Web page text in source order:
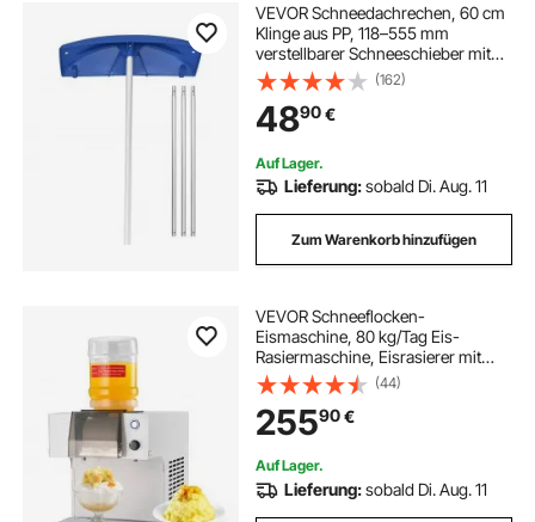
VEVOR Schneedachrechen, 60 cm
Klinge aus PP, 118–555 mm
verstellbarer Schneeschieber mit
Rädern, Schneeräumwerkzeug mit
rutschfestem Griff,
Hausdachrechen zum Entfernen
von Laub & Schnee
(162)
4890€
Auf Lager.
Lieferung:sobald Di. Aug. 11
Zum Warenkorb hinzufügen
VEVOR Schneeflocken-
Eismaschine, 80 kg/Tag Eis-
Rasiermaschine, Eisrasierer mit
Edelstahlklinge, elektrischer
Bingsu-Maschine mit 1,8 L Tank,
90-s-Schnellkühlung, für Zuhause
kleine Veranstaltung
(44)
25590€
Auf Lager.
Lieferung:sobald Di. Aug. 11